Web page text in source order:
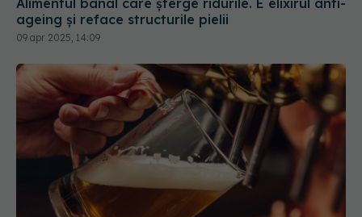
Berea cu probiotice: un nou trend sănătos. Poate